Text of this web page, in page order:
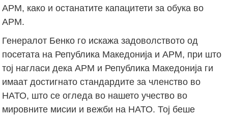
АРМ, како и останатите капацитети за обука во
АРМ.
Генералот Бенко го искажа задоволството од
посетата на Република Македонија и АРМ, при што
тој нагласи дека АРМ и Република Македонија ги
имаат достигнато стандардите за членство во
НАТО, што се огледа во нашето учество во
мировните мисии и вежби на НАТО. Тој беше